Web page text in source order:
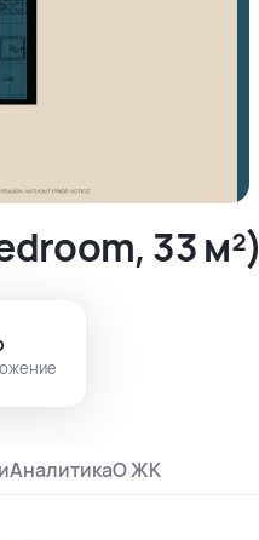
33 м²)
АналитикаО ЖК